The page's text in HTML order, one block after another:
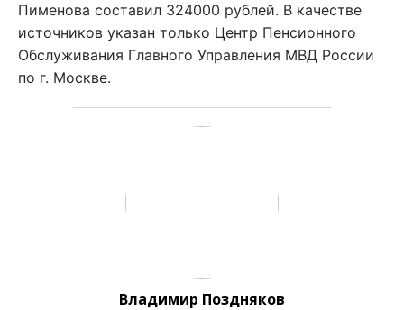
Пименова составил 324000 рублей. В качестве
источников указан только Центр Пенсионного
Обслуживания Главного Управления МВД России
по г. Москве.
Владимир Поздняков